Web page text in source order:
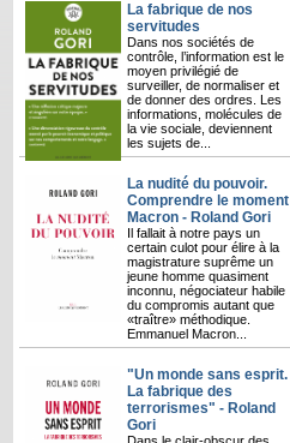
La fabrique de nos
servitudes
Dans nos sociétés de
contrôle, l’information est le
moyen privilégié de
surveiller, de normaliser et
de donner des ordres. Les
informations, molécules de
la vie sociale, deviennent
les sujets de...
La nudité du pouvoir.
Comprendre le moment
Macron - Roland Gori
Il fallait à notre pays un
certain culot pour élire à la
magistrature suprême un
jeune homme quasiment
inconnu, négociateur habile
du compromis autant que
«traître» méthodique.
Emmanuel Macron...
"Un monde sans esprit.
La fabrique des
terrorismes" - Roland
Gori